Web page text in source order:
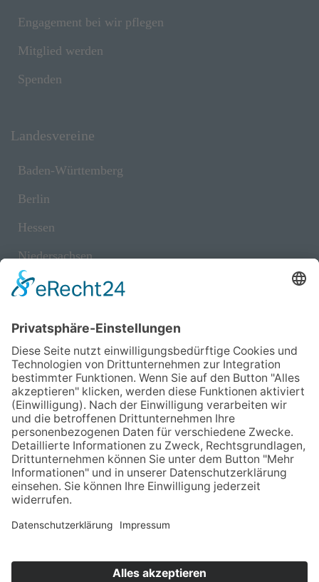
Engagement bei wir pflegen
Mitglied werden
Spenden
Landesvereine
Baden-Württemberg
Berlin
Hessen
Niedersachsen
NRW
Schleswig-Holstein
Thüringen
Informationen
Satzung und Verbandsstatut
Presse